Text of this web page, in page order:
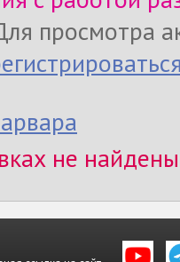
просмотра
не найдены